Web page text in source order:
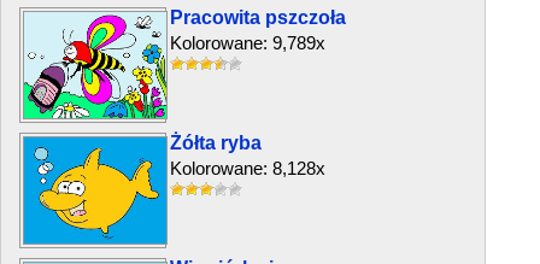
Pracowita pszczoła
Kolorowane: 9,789x
Żółta ryba
Kolorowane: 8,128x